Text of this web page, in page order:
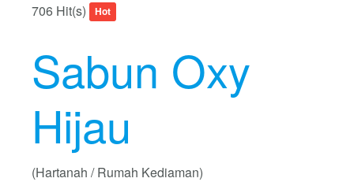
706 Hit(s)
Hot
Sabun Oxy
Hijau
(Hartanah / Rumah Kediaman)